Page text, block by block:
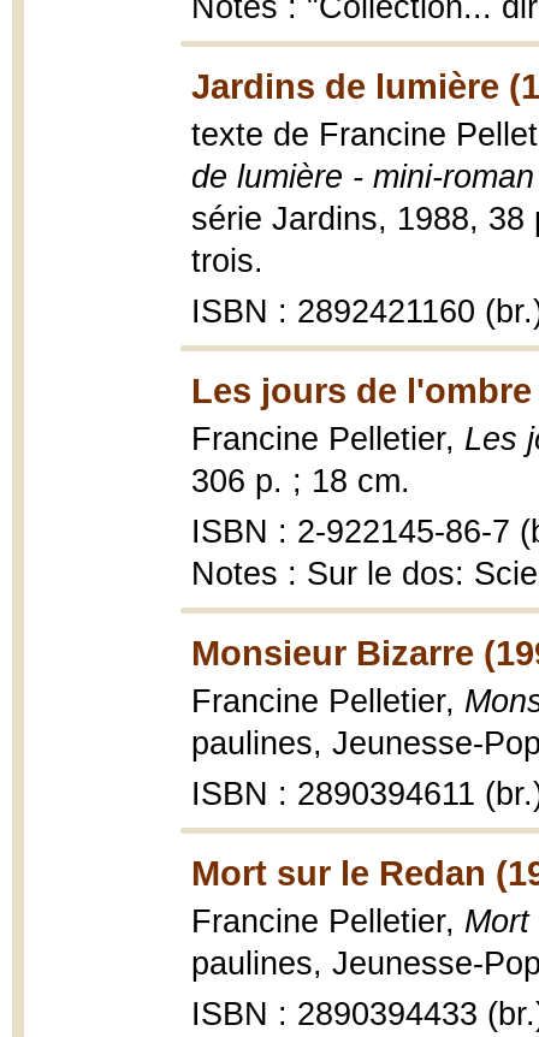
Notes : "Collection...
Jardins de lumière
texte de Francine
de lumière - mini-
série Jardins, 1988,
trois.
ISBN : 2892421160
Les jours de l'ombre
Francine Pelletier, Les
306 p. ; 18 cm.
ISBN : 2-922145-86-7
Notes : Sur le dos:
Monsieur Bizarre
Francine Pelletier,
paulines, Jeunesse-
ISBN : 2890394611
Mort sur le Redan
Francine Pelletier, Mort
paulines, Jeunesse-
ISBN : 2890394433